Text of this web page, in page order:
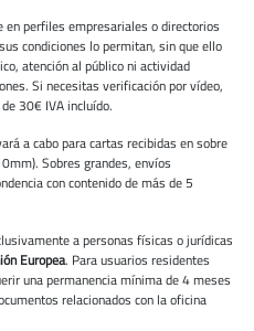
perfiles empresariales o directorios
condiciones lo permitan, sin que ello
atención al público ni actividad
Si necesitas verificación por vídeo,
30€ IVA incluído.
a cabo para cartas recibidas en sobre
Sobres grandes, envíos
con contenido de más de 5
a personas físicas o jurídicas
Europea. Para usuarios residentes
una permanencia mínima de 4 meses
relacionados con la oficina